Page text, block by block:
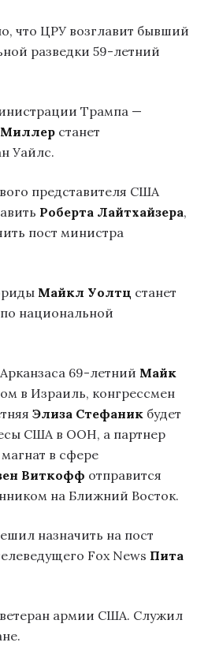
что ЦРУ возглавит бывший
разведки 59-летний
Трампа —
Миллер станет
Уайлс.
представителя США
Роберта Лайтхайзера,
пост министра
Майкл Уолтц станет
национальной
69-летний Майк
в Израиль, конгрессмен
Элиза Стефаник будет
США в ООН, а партнер
в сфере
Виткофф отправится
на Ближний Восток.
назначить на пост
Fox News Пита
армии США. Служил